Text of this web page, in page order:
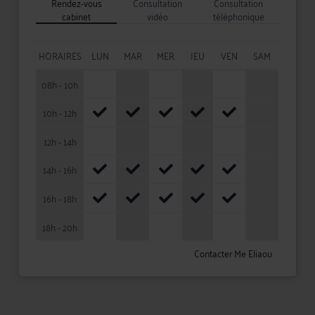
cabinet vidéo téléphonique
HORAIRES LUN MAR MER JEU VEN
SAM
08h - 10h
10h - 12h
12h - 14h
14h - 16h
16h - 18h
18h - 20h
Contacter Me Eliaou